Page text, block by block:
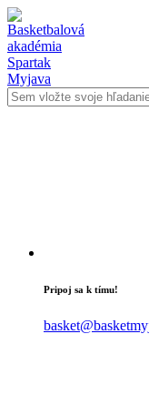
Pripoj sa k tímu!